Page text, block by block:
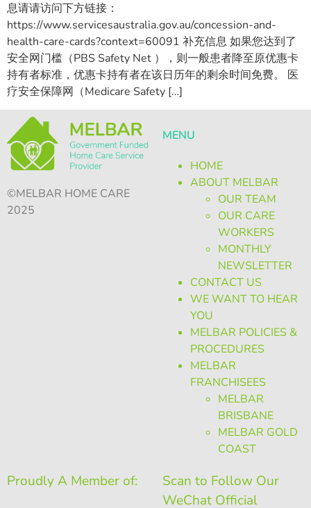
息请请访问下方链接：
https://www.servicesaustralia.gov.au/concession-and-
health-care-cards?context=60091 补充信息 如果您达到了
安全网门槛（PBS Safety Net ），则一般患者降至原优惠卡
持有者标准，优惠卡持有者在该日历年的剩余时间免费。 医
疗安全保障网（Medicare Safety […]
©MELBAR HOME CARE
2025
MENU
HOME
ABOUT MELBAR
OUR TEAM
OUR CARE
WORKERS
MONTHLY
NEWSLETTER
CONTACT US
WE WANT TO HEAR
YOU
MELBAR POLICIES &
PROCEDURES
MELBAR
FRANCHISEES
MELBAR
BRISBANE
MELBAR GOLD
COAST
Proudly A Member of:
Scan to Follow Our
WeChat Official